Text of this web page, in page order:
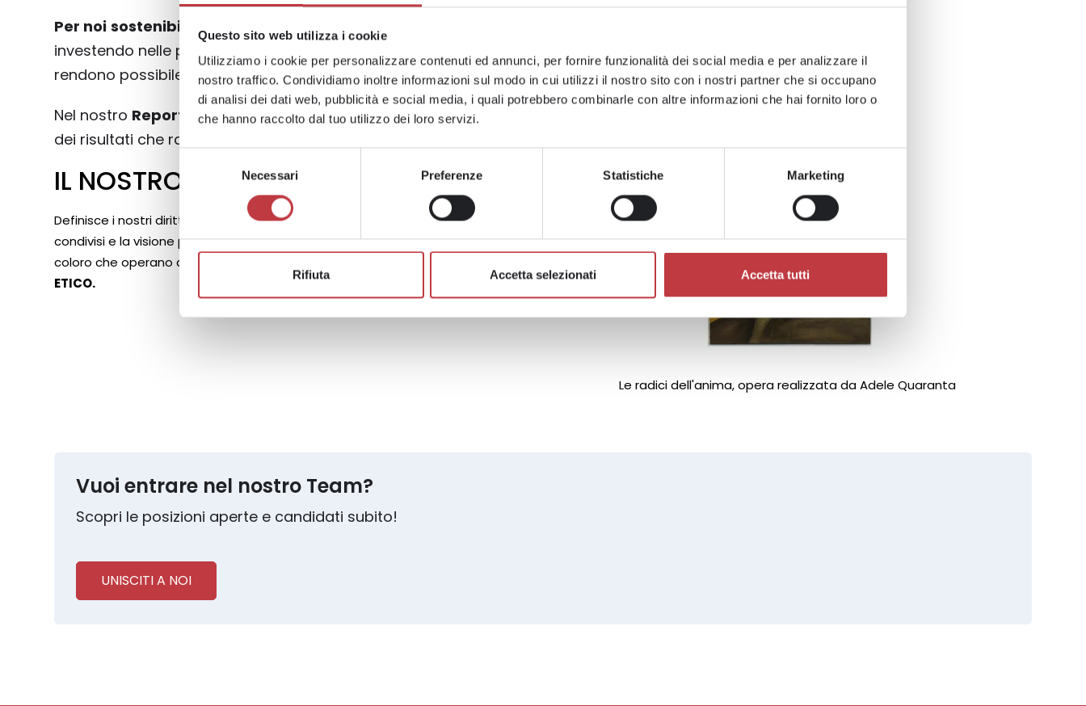
Questo sito web utilizza i cookie
Utilizziamo i cookie per personalizzare contenuti ed annunci, per fornire funzionalità dei social media e per analizzare il
nostro traffico. Condividiamo inoltre informazioni sul modo in cui utilizzi il nostro sito con i nostri partner che si occupano
di analisi dei dati web, pubblicità e social media, i quali potrebbero combinarle con altre informazioni che hai fornito loro o
che hanno raccolto dal tuo utilizzo dei loro servizi.
del
Necessari Preferenze Statistiche Marketing
Rifiuta Accetta selezionati Accetta tutti
Per noi sostenibilità significa creare valore nel tempo
investendo nelle persone, nelle competenze e nelle relazioni che
rendono possibile ogni crescita.
Nel nostro Report di Sostenibilità 2025abbiamo raccolto alcuni
dei risultati che raccontano questo percorso:
IL NOSTRO CODICE ETICO
Definisce i nostri diritti e doveri morali, le norme di comportamento, i valori
condivisi e la visione prospettica aziendalea cui devono ispirarsi e attenersi tutti
coloro che operano all’interno e con la nostra azienda:
ETICO.
Le radici dell'anima, opera realizzata da Adele Quaranta
Vuoi entrare nel nostro Team?
Scopri le posizioni aperte e candidati subito!
UNISCITI A NOI